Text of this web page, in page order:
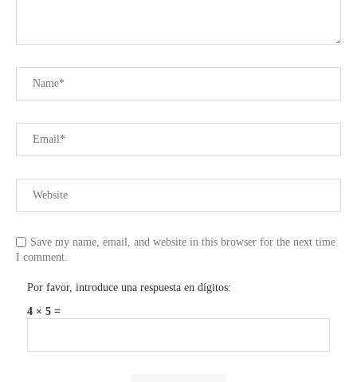
Save my name, email, and website in this browser for the next time
I comment.
Por favor, introduce una respuesta en dígitos:
4 × 5 =